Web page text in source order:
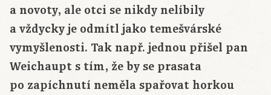
a novoty, ale otci se nikdy nelíbily
a vždycky je odmítl jako temešvárské
vymyšlenosti. Tak např. jednou přišel pan
Weichaupt s tím, že by se prasata
po zapíchnutí neměla spařovat horkou